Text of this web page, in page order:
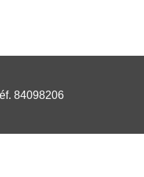
84098206